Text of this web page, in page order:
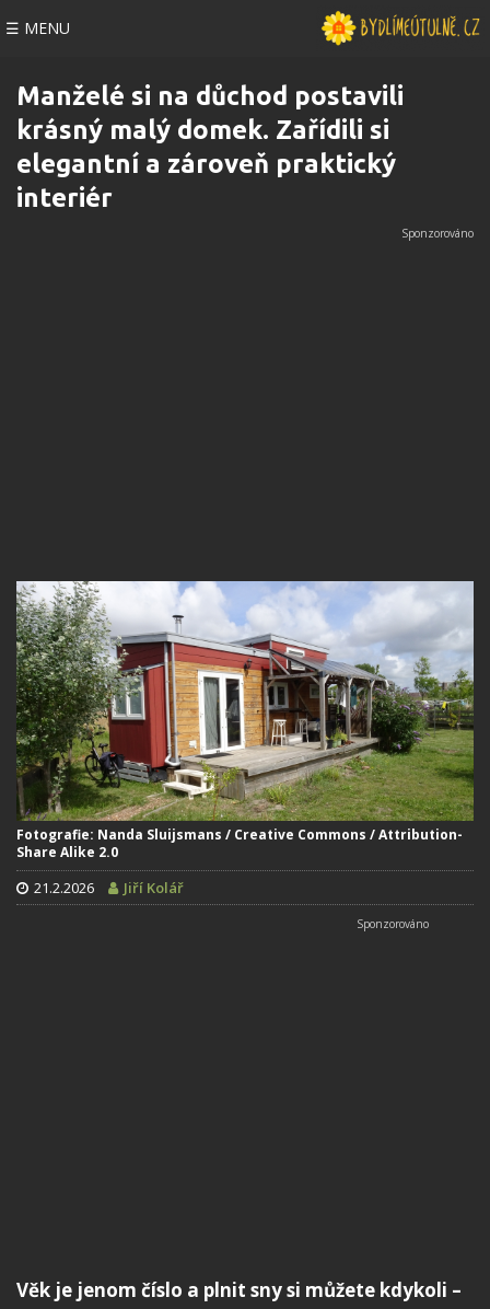
☰ MENU
Manželé si na důchod postavili
krásný malý domek. Zařídili si
elegantní a zároveň praktický
interiér
Fotografie: Nanda Sluijsmans / Creative Commons / Attribution-
Share Alike 2.0
21.2.2026 Jiří Kolář
Věk je jenom číslo a plnit sny si můžete kdykoli –